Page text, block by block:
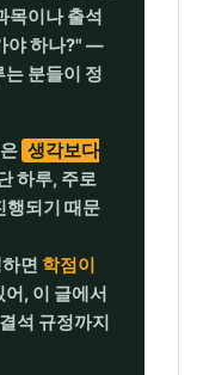
목이나 출석
야 하나?" —
분들이 정
생각보다
하루, 주로
행되기 때문
면 학점이
어, 이 글에서
석 규정까지